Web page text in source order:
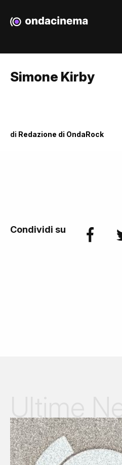
Simone Kirby
di Redazione di OndaRock
Condividi su